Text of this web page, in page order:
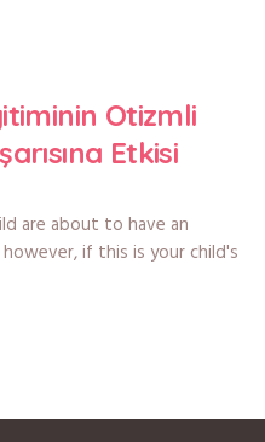
Otizmli
Etkisi
are about to have an
if this is your child's